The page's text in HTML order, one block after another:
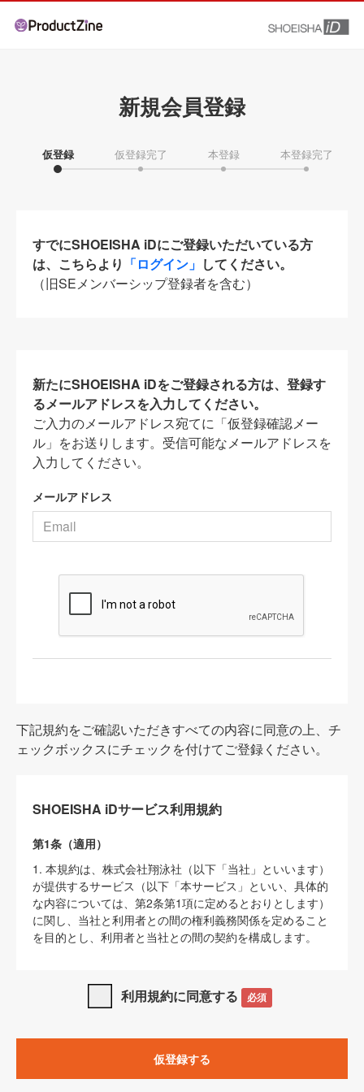
新規会員登録
仮登録 仮登録完了 本登録 本登録完了
すでにSHOEISHA iDにご登録いただいている方
は、こちらより 「ログイン」 してください。
（旧SEメンバーシップ登録者を含む）
新たにSHOEISHA iDをご登録される方は、登録す
るメールアドレスを入力してください。
ご入力のメールアドレス宛てに「仮登録確認メー
ル」をお送りします。受信可能なメールアドレスを
入力してください。
メールアドレス
下記規約をご確認いただきすべての内容に同意の上、チ
ェックボックスにチェックを付けてご登録ください。
SHOEISHA iDサービス利用規約
第1条（適用）
1. 本規約は、株式会社翔泳社（以下「当社」といいます）
が提供するサービス（以下「本サービス」といい、具体的
な内容については、第2条第1項に定めるとおりとします）
に関し、当社と利用者との間の権利義務関係を定めること
を目的とし、利用者と当社との間の契約を構成します。
SHOEISHA iDプライバシーポリシー」及び「
サイト上でのデータの利用について（Cookieポリシー）
3. 本規約の内容と、前項に記載する定めその他当社が定め
利用規約に同意する 必須
仮登録する